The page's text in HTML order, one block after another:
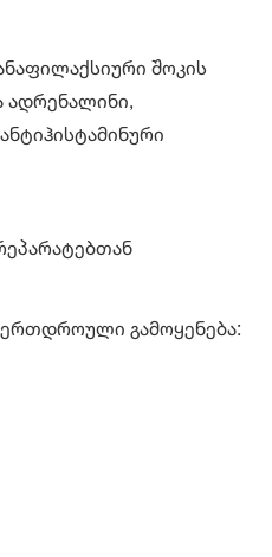
შოკის
ადრენალინი,
გამოყენება: